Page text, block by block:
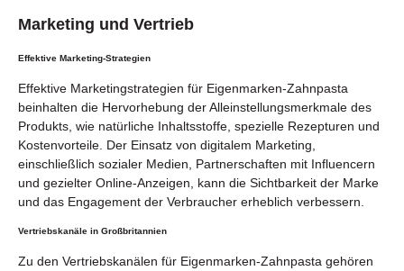
Marketing und Vertrieb
Effektive Marketing-Strategien
Effektive Marketingstrategien für Eigenmarken-Zahnpasta
beinhalten die Hervorhebung der Alleinstellungsmerkmale des
Produkts, wie natürliche Inhaltsstoffe, spezielle Rezepturen und
Kostenvorteile. Der Einsatz von digitalem Marketing,
einschließlich sozialer Medien, Partnerschaften mit Influencern
und gezielter Online-Anzeigen, kann die Sichtbarkeit der Marke
und das Engagement der Verbraucher erheblich verbessern.
Vertriebskanäle in Großbritannien
Zu den Vertriebskanälen für Eigenmarken-Zahnpasta gehören